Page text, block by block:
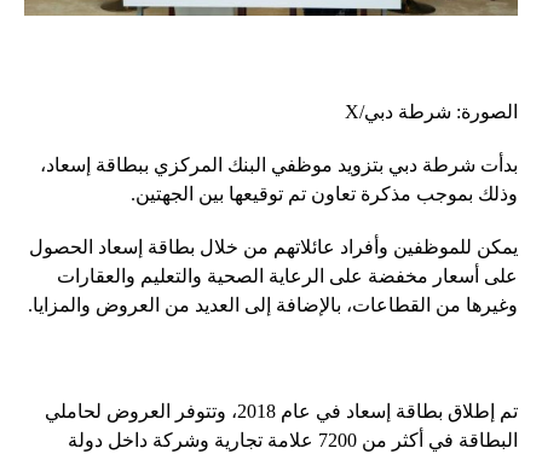
الصورة: شرطة دبي/X
بدأت شرطة دبي بتزويد موظفي البنك المركزي ببطاقة إسعاد،
وذلك بموجب مذكرة تعاون تم توقيعها بين الجهتين.
يمكن للموظفين وأفراد عائلاتهم من خلال بطاقة إسعاد الحصول
على أسعار مخفضة على الرعاية الصحية والتعليم والعقارات
وغيرها من القطاعات، بالإضافة إلى العديد من العروض والمزايا.
تم إطلاق بطاقة إسعاد في عام 2018، وتتوفر العروض لحاملي
البطاقة في أكثر من 7200 علامة تجارية وشركة داخل دولة